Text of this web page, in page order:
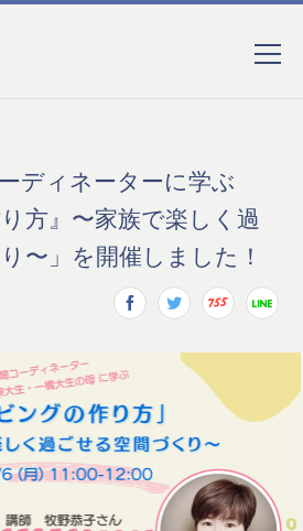
ディネーターに学ぶ
方』〜家族で楽しく過
〜」を開催しました！